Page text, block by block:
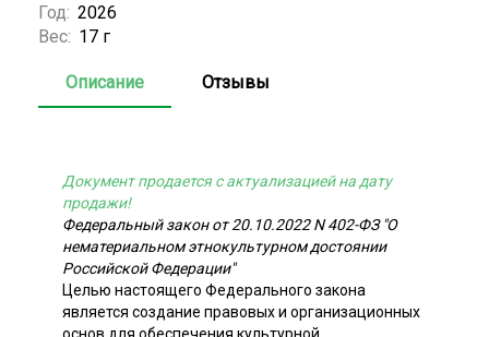
Год: 2026
Вес: 17 г
Описание Отзывы
Документ продается с актуализацией на дату
продажи!
Федеральный закон от 20.10.2022 N 402-ФЗ "О
нематериальном этнокультурном достоянии
Российской Федерации"
Целью настоящего Федерального закона
является создание правовых и организационных
основ для обеспечения культурной